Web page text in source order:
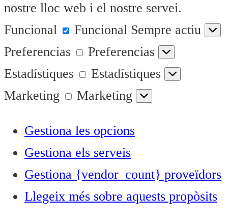
nostre lloc web i el nostre servei.
Funcional
Funcional Sempre actiu
Preferencias
Preferencias
Estadístiques
Estadístiques
Marketing
Marketing
Gestiona les opcions
Gestiona els serveis
Gestiona {vendor_count} proveïdors
Llegeix més sobre aquests propòsits